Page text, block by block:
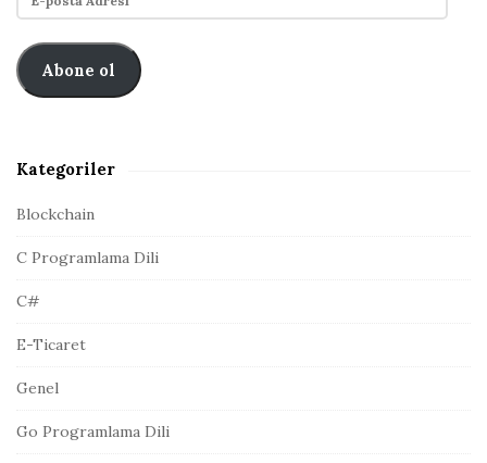
e
b
a
r
-
o
s
A
r
s
Abone ol
Kategoriler
Blockchain
C Programlama Dili
C#
E-Ticaret
Genel
Go Programlama Dili